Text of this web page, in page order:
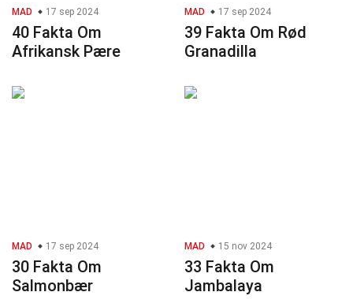
MAD 17 sep 2024
40 Fakta Om
Afrikansk Pære
MAD 17 sep 2024
39 Fakta Om Rød
Granadilla
MAD 17 sep 2024
30 Fakta Om
Salmonbær
MAD 15 nov 2024
33 Fakta Om
Jambalaya